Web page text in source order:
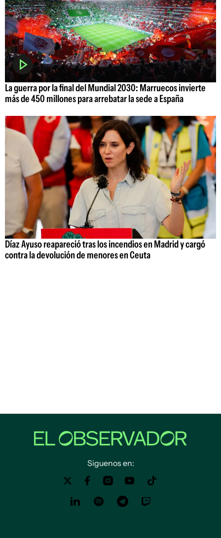
La guerra por la final del Mundial 2030: Marruecos invierte
más de 450 millones para arrebatar la sede a España
Díaz Ayuso reapareció tras los incendios en Madrid y cargó
contra la devolución de menores en Ceuta
Siguenos en: